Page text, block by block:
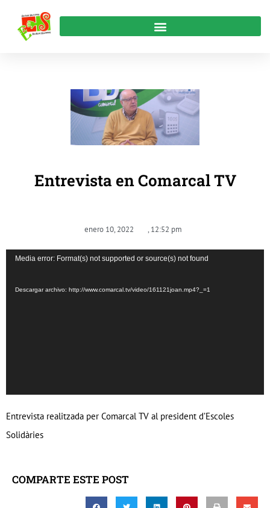
Entrevista en Comarcal TV
enero 10, 2022 , 12:52 pm
Reproductor
Media error: Format(s) not supported or source(s) not found
Descargar archivo: http://www.comarcal.tv/video/161121joan.mp4?_=1
Entrevista realitzada per Comarcal TV al president d’Escoles
Solidàries
COMPARTE ESTE POST